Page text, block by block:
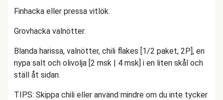
Finhacka eller pressa vitlök.
Grovhacka valnötter.
Blanda harissa, valnötter, chili flakes [1/2 paket, 2P], en
nypa salt och olivolja [2 msk | 4 msk] i en liten skål och
ställ åt sidan.
TIPS: Skippa chili eller använd mindre om du inte tycker